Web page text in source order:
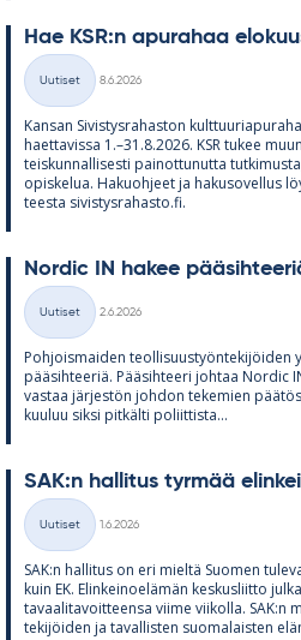
Hae KSR:n apu­ra­haa
Kategoriat
Uutiset
8.6.2026
Kan­san Si­vis­tys­ra­has­ton
haet­ta­vissa 1.–31.8.2026. KSR tu­kee
teis­kun­nal­li­sesti pai­not­tu­nutta
opis­ke­lua. Ha­kuoh­jeet ja ha­kuso­vel­lus
teesta si­vis­tys­ra­hasto.fi.
Nor­dic IN ha­kee
Kategoriat
Uutiset
2.6.2026
Poh­jois­mai­den teol­li­suus­työn­te­ki­jöi­den
pää­sih­tee­riä. Pää­sih­teeri joh­taa Nor­dic
vas­taa jär­jes­tön joh­don te­ke­mien
kuu­luu siksi pit­kälti po­liit­tista...
SAK:n hal­li­tus tyr­mää
Kategoriat
Uutiset
1.6.2026
SAK:n hal­li­tus on eri mieltä Suo­men
kuin EK. Elin­kei­noe­lä­män kes­kus­liitto
ta­vaa­li­ta­voit­teensa viime vii­kolla. SAK:n
te­ki­jöi­den ja ta­val­lis­ten suo­ma­lais­ten